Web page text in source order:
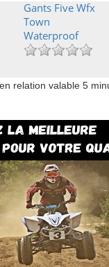
Gants Five Wfx
Town
Waterproof
relation valable 5